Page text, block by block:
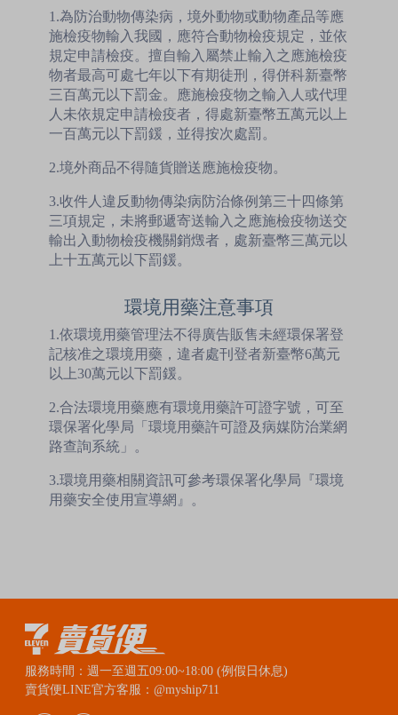
1.為防治動物傳染病，境外動物或動物產品等應
施檢疫物輸入我國，應符合動物檢疫規定，並依
規定申請檢疫。擅自輸入屬禁止輸入之應施檢疫
物者最高可處七年以下有期徒刑，得併科新臺幣
三百萬元以下罰金。應施檢疫物之輸入人或代理
人未依規定申請檢疫者，得處新臺幣五萬元以上
一百萬元以下罰鍰，並得按次處罰。
2.境外商品不得隨貨贈送應施檢疫物。
3.收件人違反動物傳染病防治條例第三十四條第
三項規定，未將郵遞寄送輸入之應施檢疫物送交
輸出入動物檢疫機關銷燬者，處新臺幣三萬元以
上十五萬元以下罰鍰。
環境用藥注意事項
1.依環境用藥管理法不得廣告販售未經環保署登
記核准之環境用藥，違者處刊登者新臺幣6萬元
以上30萬元以下罰鍰。
2.合法環境用藥應有環境用藥許可證字號，可至
環保署化學局「環境用藥許可證及病媒防治業網
路查詢系統」。
3.環境用藥相關資訊可參考環保署化學局『環境
用藥安全使用宣導網』。
服務時間：週一至週五09:00~18:00 (例假日休息)
賣貨便LINE官方客服：@myship711